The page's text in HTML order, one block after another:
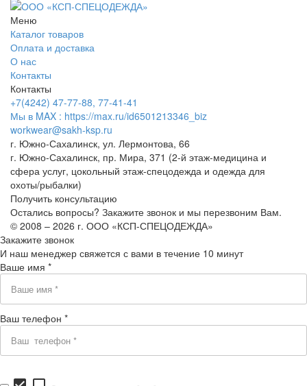
Меню
Каталог товаров
Оплата и доставка
О нас
Контакты
Контакты
+7(4242) 47-77-88, 77-41-41
Мы в MAX : https://max.ru/id6501213346_biz
workwear@sakh-ksp.ru
г. Южно-Сахалинск, ул. Лермонтова, 66
г. Южно-Сахалинск, пр. Мира, 371 (2-й этаж-медицина и
сфера услуг, цокольный этаж-спецодежда и одежда для
охоты/рыбалки)
Получить консультацию
Остались вопросы? Закажите звонок и мы перезвоним Вам.
© 2008 – 2026 г. ООО «КСП-СПЕЦОДЕЖДА»
Закажите звонок
И наш менеджер свяжется с вами в течение 10 минут
Ваше имя *
Ваш телефон *